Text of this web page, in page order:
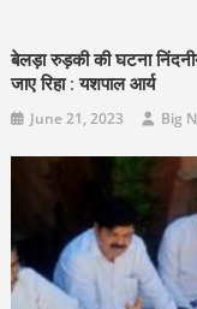
बेलड़ा रुड़की की घटना निंदनीय
जाए रिहा : यशपाल आर्य
June 21, 2023 Big